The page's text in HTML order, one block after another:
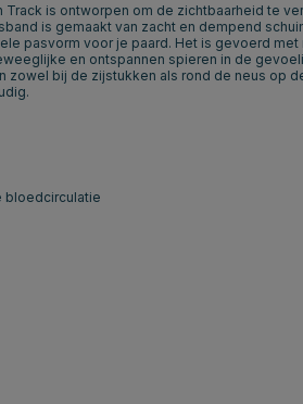
Track is ontworpen om de zichtbaarheid te
is gemaakt van zacht en dempend
pasvorm voor je paard. Het is gevoerd
en ontspannen spieren in de
bij de zijstukken als rond de neus op
bloedcirculatie